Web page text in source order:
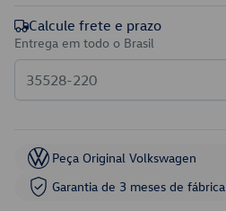
Calcule frete e prazo
Entrega em todo o Brasil
Peça Original Volkswagen
Garantia de 3 meses de fábrica